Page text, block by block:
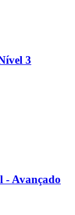
3
- Avançado